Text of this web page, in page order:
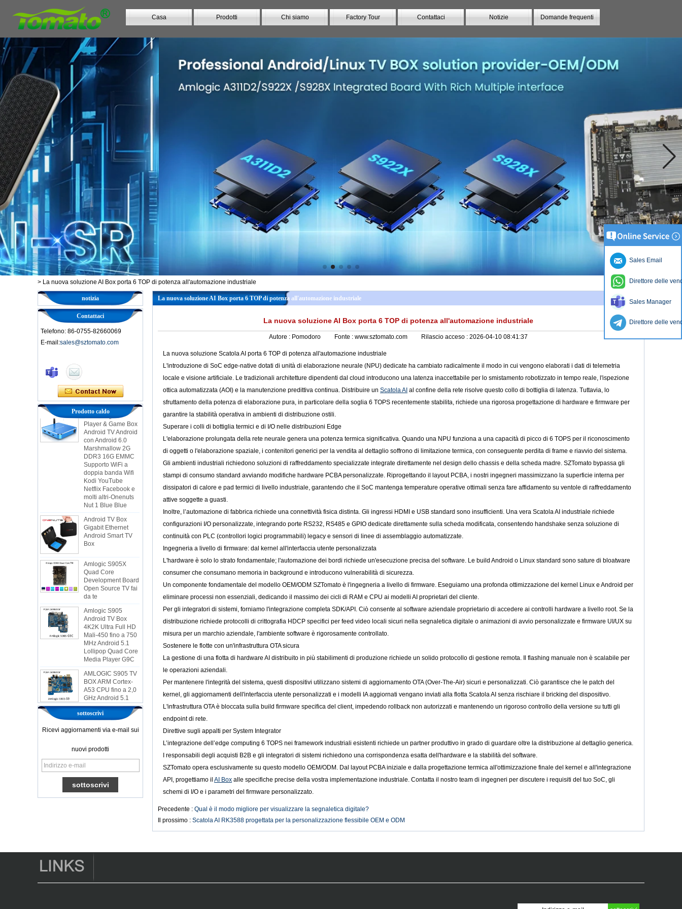
Casa Prodotti Chi siamo Factory Tour Contattaci Notizie Domande frequenti
> La nuova soluzione AI Box porta 6 TOP di potenza all'automazione industriale
notizia
Contattaci
Telefono: 86-0755-82660069
E-mail:sales@sztomato.com
Prodotto caldo
2 in 1 Octa Core
Streaming Media
Player & Game Box
Android TV Android
con Android 6.0
Marshmallow 2G
DDR3 16G EMMC
Supporto WiFi a
doppia banda Wifi
Kodi YouTube
Netflix Facebook e
molti altri-Onenuts
Nut 1 Blue Blue
Android TV Box
Gigabit Ethernet
Android Smart TV
Box
Amlogic S905X
Quad Core
Development Board
Open Source TV fai
da te
Amlogic S905
Android TV Box
4K2K Ultra Full HD
Mali-450 fino a 750
MHz Android 5.1
Lollipop Quad Core
Media Player G9C
AMLOGIC S905 TV
BOX ARM Cortex-
A53 CPU fino a 2,0
GHz Android 5.1
Lollipop 1G/8G
4K2K Android TV
Box Player S9
Amlogic più recente
Android 6.0 OS
AMLOGIC S905X
TV Box Quad Core
Ott TV Box VP9
H.265 Smart TV Box
x96
Box TV Android con
Marshmallow
Amlogic S905X TV
Box Quad Core TV
Box Ott Smart TV
sottoscrivi
Ricevi aggiornamenti via e-mail sui
nuovi prodotti
La nuova soluzione AI Box porta 6 TOP di potenza all'automazione industriale
La nuova soluzione AI Box porta 6 TOP di potenza all'automazione industriale
Autore : Pomodoro Fonte : www.sztomato.com Rilascio acceso : 2026-04-10 08:41:37
La nuova soluzione Scatola AI porta 6 TOP di potenza all'automazione industriale
L'introduzione di SoC edge-native dotati di unità di elaborazione neurale (NPU) dedicate ha cambiato radicalmente il modo in cui vengono elaborati i dati di telemetria
locale e visione artificiale. Le tradizionali architetture dipendenti dal cloud introducono una latenza inaccettabile per lo smistamento robotizzato in tempo reale, l'ispezione
ottica automatizzata (AOI) e la manutenzione predittiva continua. Distribuire un Scatola AI al confine della rete risolve questo collo di bottiglia di latenza. Tuttavia, lo
sfruttamento della potenza di elaborazione pura, in particolare della soglia 6 TOPS recentemente stabilita, richiede una rigorosa progettazione di hardware e firmware per
garantire la stabilità operativa in ambienti di distribuzione ostili.
Superare i colli di bottiglia termici e di I/O nelle distribuzioni Edge
L'elaborazione prolungata della rete neurale genera una potenza termica significativa. Quando una NPU funziona a una capacità di picco di 6 TOPS per il riconoscimento
di oggetti o l'elaborazione spaziale, i contenitori generici per la vendita al dettaglio soffrono di limitazione termica, con conseguente perdita di frame e riavvio del sistema.
Gli ambienti industriali richiedono soluzioni di raffreddamento specializzate integrate direttamente nel design dello chassis e della scheda madre. SZTomato bypassa gli
stampi di consumo standard avviando modifiche hardware PCBA personalizzate. Riprogettando il layout PCBA, i nostri ingegneri massimizzano la superficie interna per
dissipatori di calore e pad termici di livello industriale, garantendo che il SoC mantenga temperature operative ottimali senza fare affidamento su ventole di raffreddamento
attive soggette a guasti.
Inoltre, l’automazione di fabbrica richiede una connettività fisica distinta. Gli ingressi HDMI e USB standard sono insufficienti. Una vera Scatola AI industriale richiede
configurazioni I/O personalizzate, integrando porte RS232, RS485 e GPIO dedicate direttamente sulla scheda modificata, consentendo handshake senza soluzione di
continuità con PLC (controllori logici programmabili) legacy e sensori di linee di assemblaggio automatizzate.
Ingegneria a livello di firmware: dal kernel all'interfaccia utente personalizzata
L'hardware è solo lo strato fondamentale; l'automazione dei bordi richiede un'esecuzione precisa del software. Le build Android o Linux standard sono sature di bloatware
consumer che consumano memoria in background e introducono vulnerabilità di sicurezza.
Un componente fondamentale del modello OEM/ODM SZTomato è l'ingegneria a livello di firmware. Eseguiamo una profonda ottimizzazione del kernel Linux e Android per
eliminare processi non essenziali, dedicando il massimo dei cicli di RAM e CPU ai modelli AI proprietari del cliente.
Per gli integratori di sistemi, forniamo l'integrazione completa SDK/API. Ciò consente al software aziendale proprietario di accedere ai controlli hardware a livello root. Se la
distribuzione richiede protocolli di crittografia HDCP specifici per feed video locali sicuri nella segnaletica digitale o animazioni di avvio personalizzate e firmware UI/UX su
misura per un marchio aziendale, l'ambiente software è rigorosamente controllato.
Sostenere le flotte con un'infrastruttura OTA sicura
La gestione di una flotta di hardware AI distribuito in più stabilimenti di produzione richiede un solido protocollo di gestione remota. Il flashing manuale non è scalabile per
le operazioni aziendali.
Per mantenere l'integrità del sistema, questi dispositivi utilizzano sistemi di aggiornamento OTA (Over-The-Air) sicuri e personalizzati. Ciò garantisce che le patch del
kernel, gli aggiornamenti dell'interfaccia utente personalizzati e i modelli IA aggiornati vengano inviati alla flotta Scatola AI senza rischiare il bricking del dispositivo.
L'infrastruttura OTA è bloccata sulla build firmware specifica del client, impedendo rollback non autorizzati e mantenendo un rigoroso controllo della versione su tutti gli
endpoint di rete.
Direttive sugli appalti per System Integrator
L’integrazione dell’edge computing 6 TOPS nei framework industriali esistenti richiede un partner produttivo in grado di guardare oltre la distribuzione al dettaglio generica.
I responsabili degli acquisti B2B e gli integratori di sistemi richiedono una corrispondenza esatta dell'hardware e la stabilità del software.
SZTomato opera esclusivamente su questo modello OEM/ODM. Dal layout PCBA iniziale e dalla progettazione termica all'ottimizzazione finale del kernel e all'integrazione
API, progettiamo il AI Box alle specifiche precise della vostra implementazione industriale. Contatta il nostro team di ingegneri per discutere i requisiti del tuo SoC, gli
schemi di I/O e i parametri del firmware personalizzato.
Precedente : Qual è il modo migliore per visualizzare la segnaletica digitale?
Il prossimo : Scatola AI RK3588 progettata per la personalizzazione flessibile OEM e ODM
Sales Email
Direttore delle
Sales Manager
Direttore delle